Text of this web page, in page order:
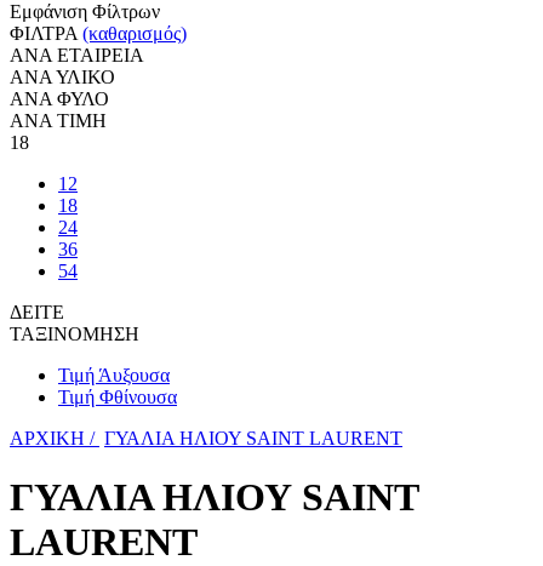
Εμφάνιση Φίλτρων
ΦΙΛΤΡΑ (καθαρισμός)
ΑΝΑ ΕΤΑΙΡΕΙΑ
ΑΝΑ ΥΛΙΚΟ
ΑΝΑ ΦΥΛΟ
ΑΝΑ ΤΙΜΗ
18
12
18
24
36
54
ΔΕΙΤΕ
ΤΑΞΙΝΟΜΗΣΗ
Τιμή Άυξουσα
Τιμή Φθίνουσα
ΑΡΧΙΚΗ / ΓΥΑΛΙΑ ΗΛΙΟΥ SAINT LAURENT
ΓΥΑΛΙΑ ΗΛΙΟΥ SAINT
LAURENT